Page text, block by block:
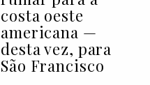
costa oeste
americana —
desta vez, para
São Francisco